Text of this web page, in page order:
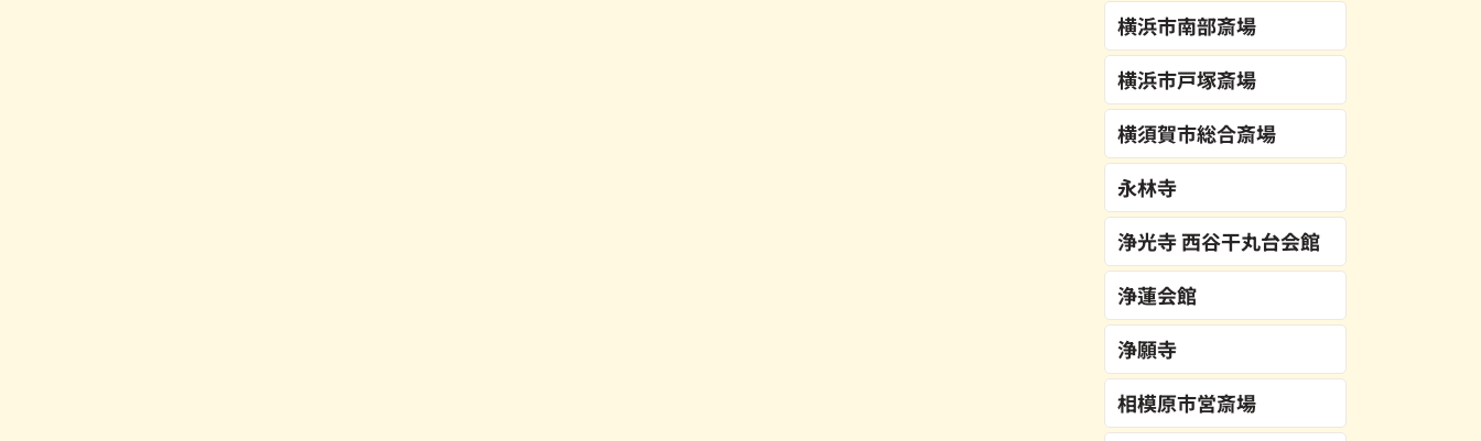
横浜市南部斎場
横浜市戸塚斎場
横須賀市総合斎場
永林寺
浄光寺 西谷干丸台会館
浄蓮会館
浄願寺
相模原市営斎場